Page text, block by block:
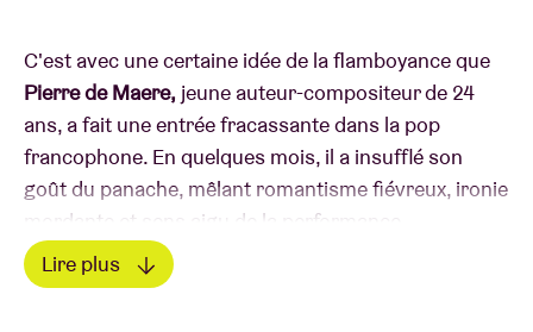
C'est avec une certaine idée de la flamboyance que
Pierre de Maere, jeune auteur-compositeur de 24
ans, a fait une entrée fracassante dans la pop
francophone. En quelques mois, il a insufflé son
goût du panache, mêlant romantisme fiévreux, ironie
mordante et sens aigu de la performance.
Révélation masculine aux
Lire plus